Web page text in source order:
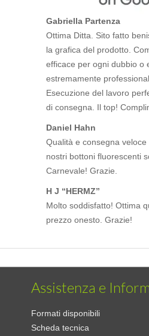
Gabriella Partenza
Ottima Ditta. Sito fatto
la grafica del prodotto.
efficace per ogni dubbio o
estremamente
Esecuzione del lavoro
di consegna. Il top!
Daniel Hahn
Qualità e consegna
nostri bottoni fluorescenti
Carnevale! Grazie.
H J “HERMZ”
Molto soddisfatto! Ottima
prezzo onesto. Grazie!
Assistenza e
Formati disponibili
Scheda tecnica